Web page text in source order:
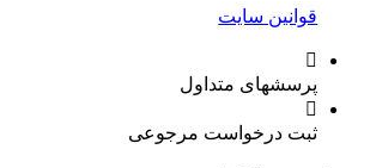
قوانین سایت
پرسشهای متداول
ثبت درخواست مرجوعی